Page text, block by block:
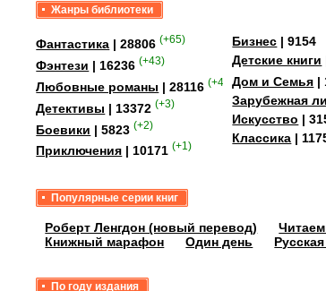
Жанры библиотеки
Фантастика | 28806 (+65)
Фэнтези | 16236 (+43)
Любовные романы | 28116 (+41)
Детективы | 13372 (+3)
Боевики | 5823 (+2)
Приключения | 10171 (+1)
Бизнес | 9154
Детские книги
Дом и Семья |
Зарубежная
Искусство |
Классика |
Популярные серии книг
Роберт Ленгдон (новый перевод)
Книжный марафон
Один день
По году издания